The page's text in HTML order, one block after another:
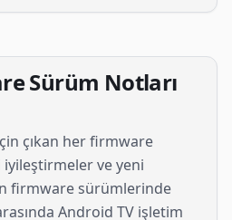
Sürüm Notları
çıkan her firmware
ve yeni
firmware sürümlerinde
Android TV işletim